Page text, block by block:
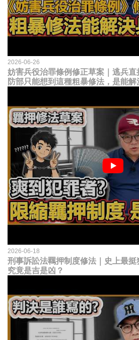
2026-06-26
妨害兵役治罪條例修正草案｜逃兵
防部只能想到這種粗暴修法，是能解
2026-06-18
刑事訴訟法羈押制度修法｜史上最
究竟是吉是凶？